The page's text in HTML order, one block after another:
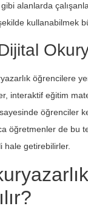
alanlarda
kullanabilmek
öğrencilere
interaktif eğitim
öğrenciler
öğretmenler de bu
hale getirebilirler.